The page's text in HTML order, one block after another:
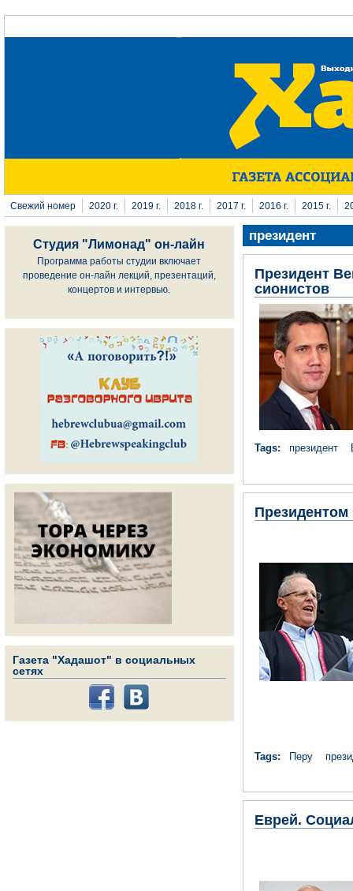
Перейти к основному содержанию
Свежий номер 2020 г. 2019 г. 2018 г. 2017 г. 2016 г. 2015 г.
Студия "Лимонад" он-лайн
Программа работы студии включает
проведение он-лайн лекций, презентаций,
концертов и интервью.
Газета "Хадашот" в социальных
сетях
президент
Президент
сионистов
Tags: президент
Президентом
Tags: Перу
Еврей.